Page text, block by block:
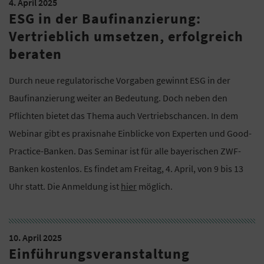
ESG in der Baufinanzierung:
Vertrieblich umsetzen, erfolgreich
beraten
Durch neue regulatorische Vorgaben gewinnt ESG in der
Baufinanzierung weiter an Bedeutung. Doch neben den
Pflichten bietet das Thema auch Vertriebschancen. In dem
Webinar gibt es praxisnahe Einblicke von Experten und Good-
Practice-Banken. Das Seminar ist für alle bayerischen ZWF-
Banken kostenlos. Es findet am Freitag, 4. April, von 9 bis 13
Uhr statt. Die Anmeldung ist hier möglich.
10. April 2025
Einführungsveranstaltung